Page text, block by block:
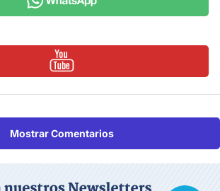
Mostrar Comentarios